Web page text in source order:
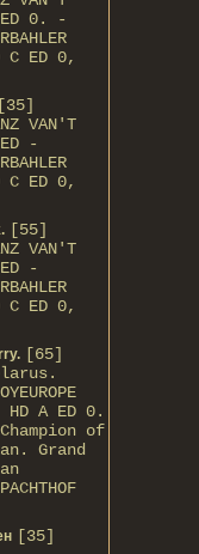
ED 0. -
С ED 0,
[35]
VAN'T
-
С ED 0,
[55]
VAN'T
-
С ED 0,
[65]
HD А ED 0.
of
Grand
[35]